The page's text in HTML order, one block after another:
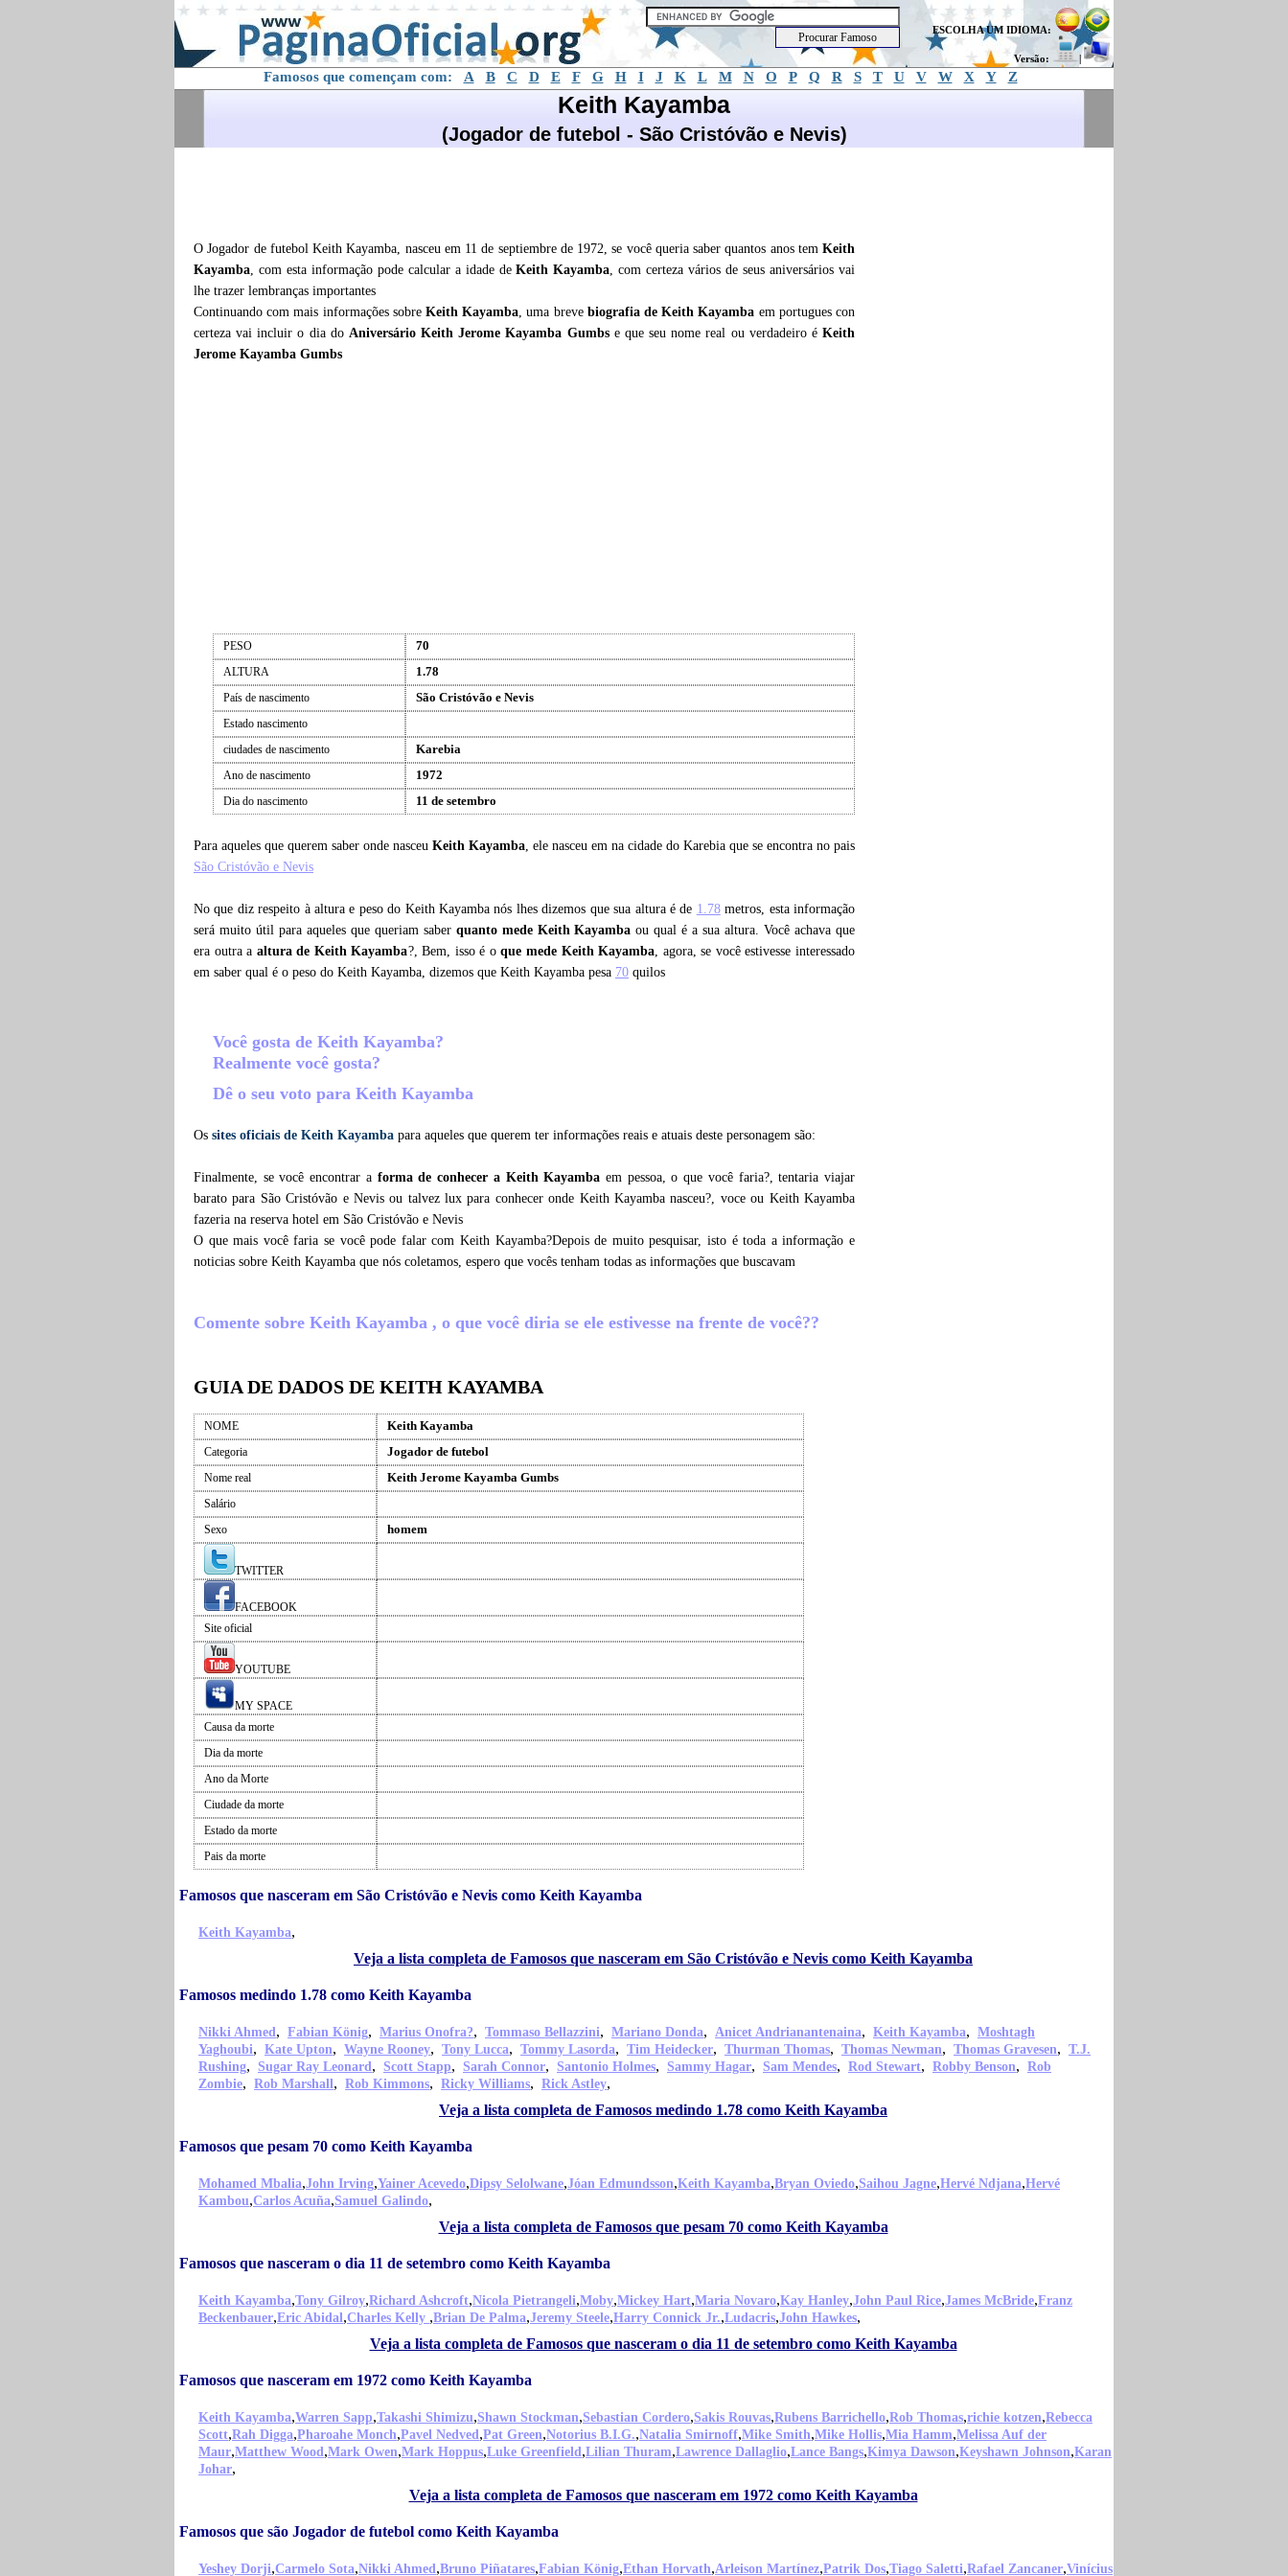
ESCOLHA UM IDIOMA:
Versão: |
Famosos que començam com: A B C D E F G H I J K L M N O P Q R S T U V W X Y Z
Keith Kayamba
(Jogador de futebol - São Cristóvão e Nevis)
O Jogador de futebol Keith Kayamba, nasceu em 11 de septiembre de 1972, se você queria saber quantos anos tem Keith
Kayamba, com esta informação pode calcular a idade deKeith Kayamba, com certeza vários de seus aniversários vai
lhe trazer lembranças importantes
Continuando com mais informações sobre Keith Kayamba, uma breve biografia deKeith Kayamba em portugues con
certeza vai incluir o dia do Aniversário Keith Jerome Kayamba Gumbse que seu nome real ou verdadeiro éKeith
Jerome Kayamba Gumbs
PESO 70
ALTURA 1.78
País de nascimento São Cristóvão e Nevis
Estado nascimento
ciudades de nascimento
Karebia
Ano de nascimento 1972
Dia do nascimento 11 de setembro
Para aqueles que querem saber onde nasceu Keith Kayamba, ele nasceu em na cidade do Karebia que se encontra no pais
São Cristóvão e Nevis
No que diz respeito à altura e peso do Keith Kayamba nós lhes dizemos que sua altura é de 1.78metros, esta informação
será muito útil para aqueles que queriam saber quanto mede Keith Kayamba ou qual é a sua altura. Você achava que
era outra a altura de Keith Kayamba?, Bem, isso é oque mede Keith Kayamba, agora, se você estivesse interessado
em saber qual é o peso do Keith Kayamba, dizemos que Keith Kayamba pesa 70 quilos
Você gosta de Keith Kayamba?
Realmente você gosta?
Dê o seu voto para Keith Kayamba
Os sites oficiais de Keith Kayamba para aqueles que querem ter informações reais e atuais deste personagem são:
Finalmente, se você encontrar a forma de conhecer a Keith Kayamba em pessoa, o que você faria?, tentaria viajar
barato para São Cristóvão e Nevis ou talvez lux para conhecer onde Keith Kayamba nasceu?, voce ou Keith Kayamba
fazeria na reserva hotel em São Cristóvão e Nevis
O que mais você faria se você pode falar com Keith Kayamba?Depois de muito pesquisar, isto é toda a informação e
noticias sobre Keith Kayamba que nós coletamos, espero que vocês tenham todas as informações que buscavam
Comente sobre Keith Kayamba , o que você diria se ele estivesse na frente de você??
GUIA DE DADOS DE KEITH KAYAMBA
NOME Keith Kayamba
Categoria Jogador de futebol
Nome real Keith Jerome Kayamba Gumbs
Salário
Sexo
homem
TWITTER
FACEBOOK
Site oficial
YOUTUBE
MY SPACE
Causa da morte
Dia da morte
Ano da Morte
Ciudade da morte
Estado da morte
Pais da morte
Famosos que nasceram em São Cristóvão e Nevis como Keith Kayamba
Keith Kayamba,
Veja a lista completa de Famosos que nasceram em São Cristóvão e Nevis como Keith Kayamba
Famosos medindo 1.78 como Keith Kayamba
Nikki Ahmed, Fabian König, Marius Onofra?, Tommaso Bellazzini, Mariano Donda, Anicet Andrianantenaina, Keith Kayamba, Moshtagh
Yaghoubi, Kate Upton, Wayne Rooney, Tony Lucca, Tommy Lasorda, Tim Heidecker, Thurman Thomas, Thomas Newman, Thomas Gravesen, T.J.
Rushing, Sugar Ray Leonard, Scott Stapp, Sarah Connor, Santonio Holmes, Sammy Hagar, Sam Mendes, Rod Stewart, Robby Benson, Rob
Zombie, Rob Marshall, Rob Kimmons, Ricky Williams, Rick Astley,
Veja a lista completa de Famosos medindo 1.78 como Keith Kayamba
Famosos que pesam 70 como Keith Kayamba
Mohamed Mbalia,John Irving,Yainer Acevedo,Dipsy Selolwane,Jóan Edmundsson,Keith Kayamba,Bryan Oviedo,Saihou Jagne,Hervé Ndjana,Hervé
Kambou,Carlos Acuña,Samuel Galindo,
Veja a lista completa de Famosos que pesam 70 como Keith Kayamba
Famosos que nasceram o dia 11 de setembro como Keith Kayamba
Keith Kayamba,Tony Gilroy,Richard Ashcroft,Nicola Pietrangeli,Moby,Mickey Hart,Maria Novaro,Kay Hanley,John Paul Rice,James McBride,Franz
Beckenbauer,Eric Abidal,Charles Kelly ,Brian De Palma,Jeremy Steele,Harry Connick Jr.,Ludacris,John Hawkes,
Veja a lista completa de Famosos que nasceram o dia 11 de setembro como Keith Kayamba
Famosos que nasceram em 1972 como Keith Kayamba
Keith Kayamba,Warren Sapp,Takashi Shimizu,Shawn Stockman,Sebastian Cordero,Sakis Rouvas,Rubens Barrichello,Rob Thomas,richie kotzen,Rebecca
Scott,Rah Digga,Pharoahe Monch,Pavel Nedved,Pat Green,Notorius B.I.G.,Natalia Smirnoff,Mike Smith,Mike Hollis,Mia Hamm,Melissa Auf der
Maur,Matthew Wood,Mark Owen,Mark Hoppus,Luke Greenfield,Lilian Thuram,Lawrence Dallaglio,Lance Bangs,Kimya Dawson,Keyshawn Johnson,Karan
Johar,
Veja a lista completa de Famosos que nasceram em 1972 como Keith Kayamba
Famosos que são Jogador de futebol como Keith Kayamba
Yeshey Dorji,Carmelo Sota,Nikki Ahmed,Bruno Piñatares,Fabian König,Ethan Horvath,Arleison Martínez,Patrik Dos,Tiago Saletti,Rafael Zancaner,Vinícius